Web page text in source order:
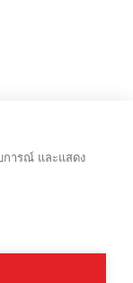
การณ์ และแสดง